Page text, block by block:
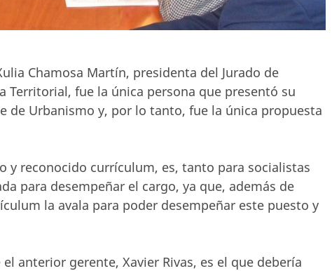
Chamosa Martín, presidenta del Jurado de
Territorial, fue la única persona que presentó su
de Urbanismo y, por lo tanto, fue la única propuesta
y reconocido currículum, es, tanto para socialistas
para desempeñar el cargo, ya que, además de
la avala para poder desempeñar este puesto y
anterior gerente, Xavier Rivas, es el que debería